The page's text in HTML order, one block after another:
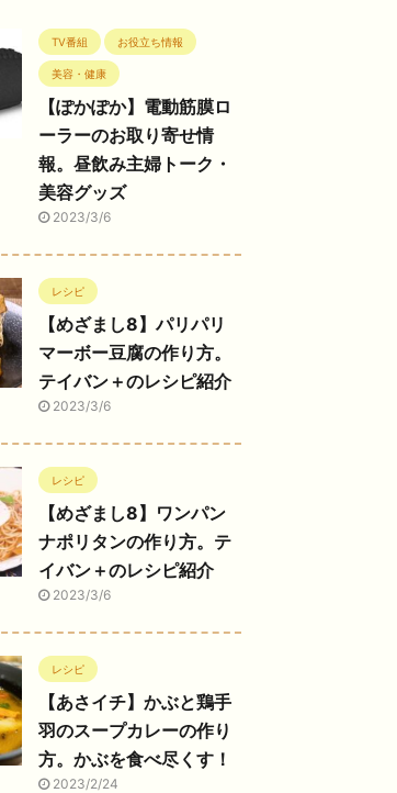
TV番組 お役立ち情報
美容・健康
【ぽかぽか】電動筋膜ロ
ーラーのお取り寄せ情
報。昼飲み主婦トーク・
美容グッズ
2023/3/6
レシピ
【めざまし8】パリパリ
マーボー豆腐の作り方。
テイバン＋のレシピ紹介
2023/3/6
レシピ
【めざまし8】ワンパン
ナポリタンの作り方。テ
イバン＋のレシピ紹介
2023/3/6
レシピ
【あさイチ】かぶと鶏手
羽のスープカレーの作り
方。かぶを食べ尽くす！
2023/2/24